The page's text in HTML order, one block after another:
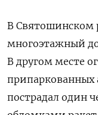
В Святошинском
многоэтажный
В другом месте
припаркованных
пострадал один